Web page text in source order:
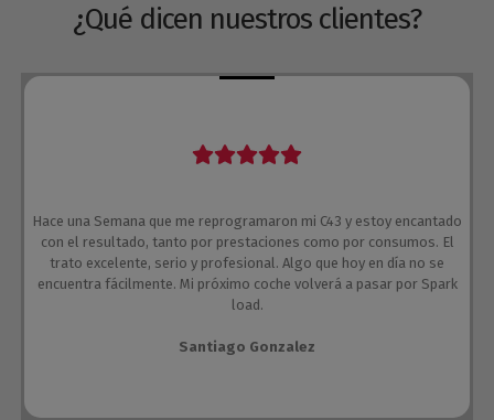
¿Qué dicen nuestros clientes?
Hace una Semana que me reprogramaron mi C43 y estoy encantado
con el resultado, tanto por prestaciones como por consumos. El
trato excelente, serio y profesional. Algo que hoy en día no se
encuentra fácilmente. Mi próximo coche volverá a pasar por Spark
load.
Santiago Gonzalez